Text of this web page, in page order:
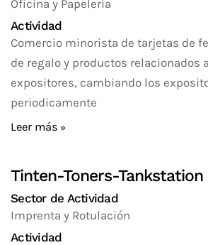
Oficina y Papelería
Actividad
Comercio minorista de tarjetas de
de regalo y productos relacionados
expositores, cambiando los
periodicamente
Leer más
Tinten-Toners-Tankstation
Sector de Actividad
Imprenta y Rotulación
Actividad